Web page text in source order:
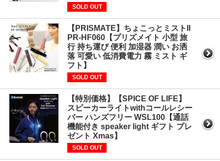
SOLD OUT
【PRISMATE】ちょこっとミストII
PR-HF060【プリズメイト 小型 旅
行 持ち運び 便利 加湿器 潤い お洒
落 可愛い 低消費電力 霧 ミスト ギ
フト】
SOLD OUT
【特別価格】【SPICE OF LIFE】
スピーカーライトwithコールレシー
バー ハンズフリー WSL100【通話
機能付き speaker light ギフト プレ
ゼント Xmas】
SOLD OUT